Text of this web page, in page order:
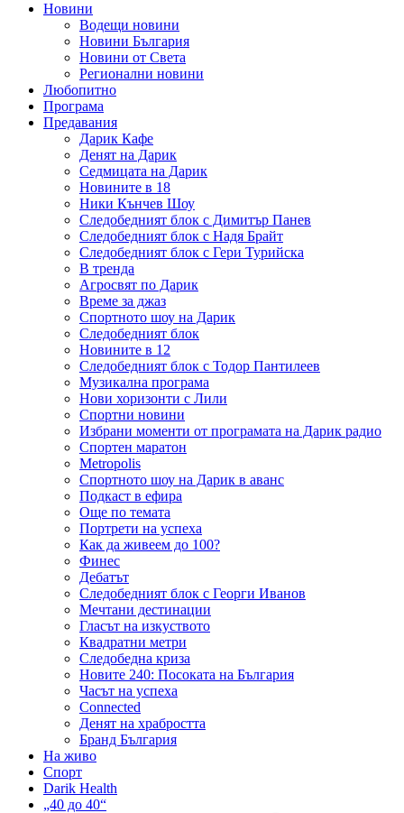
Новини
Водещи новини
Новини България
Новини от Света
Регионални новини
Любопитно
Програма
Предавания
Дарик Кафе
Денят на Дарик
Седмицата на Дарик
Новините в 18
Ники Кънчев Шоу
Следобедният блок с Димитър Панев
Следобедният блок с Надя Брайт
Следобедният блок с Гери Турийска
В тренда
Агросвят по Дарик
Време за джаз
Спортното шоу на Дарик
Следобедният блок
Новините в 12
Следобедният блок с Тодор Пантилеев
Музикална програма
Нови хоризонти с Лили
Спортни новини
Избрани моменти от програмата на Дарик радио
Спортен маратон
Metropolis
Спортното шоу на Дарик в аванс
Подкаст в ефира
Още по темата
Портрети на успеха
Как да живеем до 100?
Финес
Дебатът
Следобедният блок с Георги Иванов
Мечтани дестинации
Гласът на изкуството
Квадратни метри
Следобедна криза
Новите 240: Посоката на България
Часът на успеха
Connected
Денят на храбростта
Бранд България
На живо
Спорт
Darik Health
„40 до 40“